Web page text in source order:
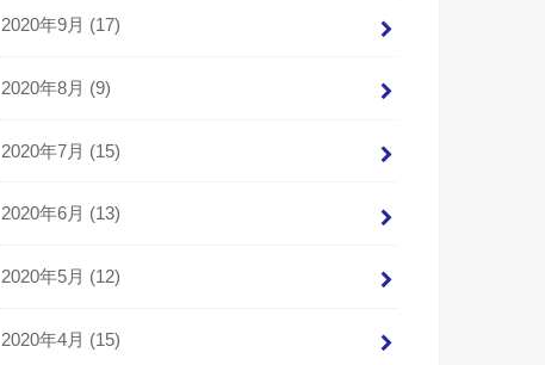
2020年9月 (17)
2020年8月 (9)
2020年7月 (15)
2020年6月 (13)
2020年5月 (12)
2020年4月 (15)